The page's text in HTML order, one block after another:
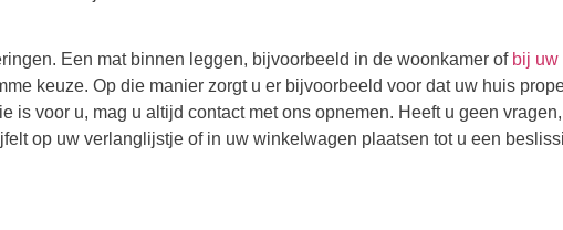
Een mat binnen leggen, bijvoorbeeld in de woonkamer of bij uw
keuze. Op die manier zorgt u er bijvoorbeeld voor dat uw huis
voor u, mag u altijd contact met ons opnemen. Heeft u geen
op uw verlanglijstje of in uw winkelwagen plaatsen tot u een